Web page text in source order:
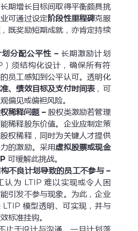
期增长目标间取得平衡颇具挑
可通过设定阶段性里程碑克服
既奖励短期成就，亦肯定持续
划分配公平性 –长期激励计划
）须结构化设计，确保所有符
员工感知到公平认可。透明化
、绩效目标及支付时间表，可
偏见或偏袒风险。
稀释问题 – 股权类激励若管理
稀释股东价值。企业应制定策
权稀释，同时为关键人才提供
的激励。采用虚拟股票或现金
可缓解此挑战。
不良计划导致的员工不参与 –
认为 LTIP 难以实现或令人困
引发不参与现象。为此，企业
LTIP 模型透明、可实现，并与
标准挂钩。